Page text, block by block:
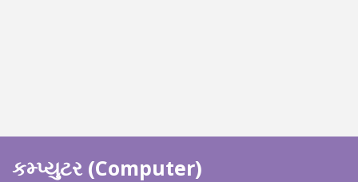
કમ્પ્યુટર (Computer)